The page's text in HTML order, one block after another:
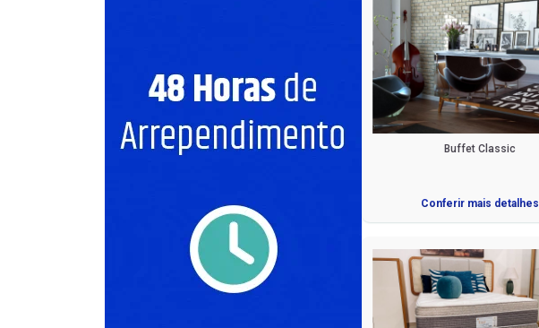
Buffet Classic
Conferir mais detalhes